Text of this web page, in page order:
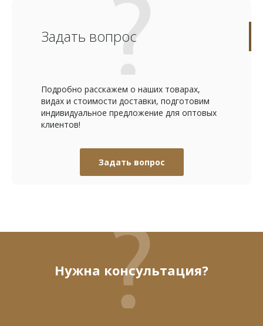
Задать вопрос
Подробно расскажем о наших товарах,
видах и стоимости доставки, подготовим
индивидуальное предложение для оптовых
клиентов!
Задать вопрос
Нужна консультация?